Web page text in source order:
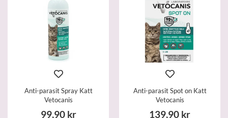
Anti-parasit Spray Katt
Vetocanis
99,90 kr
Anti-parasit Spot on Katt
Vetocanis
139,90 kr